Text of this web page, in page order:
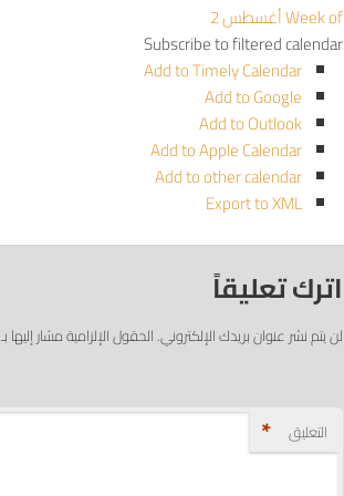
Week of أغسطس 2
Subscribe to filtered calendar
Add to Timely Calendar
Add to Google
Add to Outlook
Add to Apple Calendar
Add to other calendar
Export to XML
اترك تعليقاً
لن يتم نشر عنوان بريدك الإلكتروني. الحقول الإلزامية مشار إليها بـ
التعليق *